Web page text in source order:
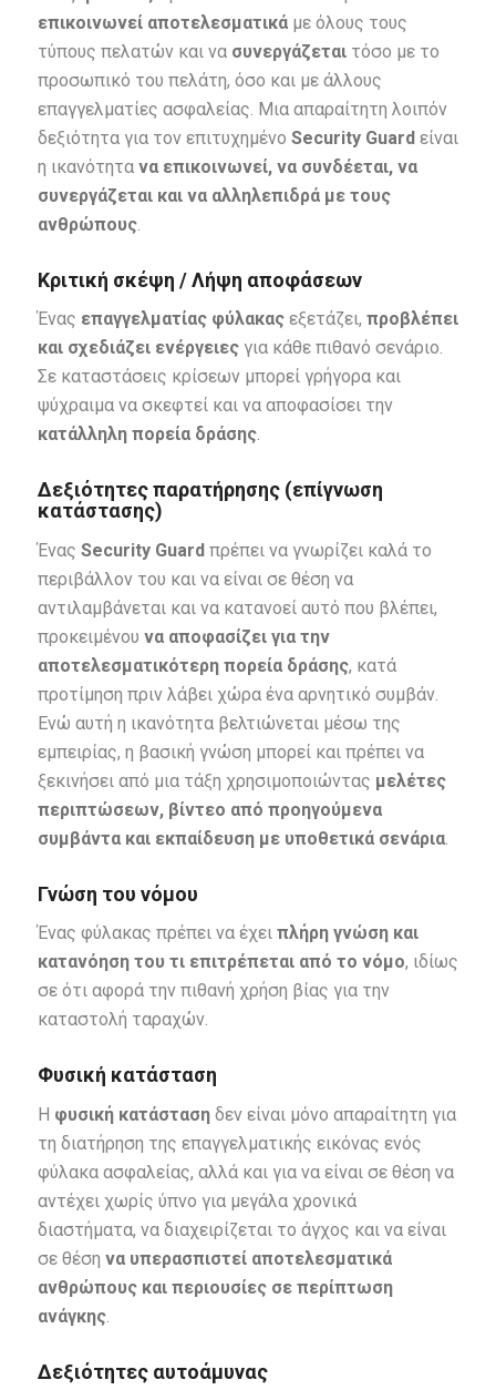
επικοινωνεί αποτελεσματικάμε όλους τους
τύπους πελατών και να συνεργάζεταιτόσο με το
προσωπικό του πελάτη, όσο και με άλλους
επαγγελματίες ασφαλείας. Μια απαραίτητη λοιπόν
δεξιότητα για τον επιτυχημένο Security Guardείναι
η ικανότητα να επικοινωνεί, να συνδέεται, να
συνεργάζεται και να αλληλεπιδρά με τους
ανθρώπους.
Κριτική σκέψη / Λήψη αποφάσεων
Ένας επαγγελματίας φύλακαςεξετάζει, προβλέπει
και σχεδιάζει ενέργειεςγια κάθε πιθανό σενάριο.
Σε καταστάσεις κρίσεων μπορεί γρήγορα και
ψύχραιμα να σκεφτεί και να αποφασίσει την
κατάλληλη πορεία δράσης.
Δεξιότητες παρατήρησης (επίγνωση
κατάστασης)
Ένας Security Guardπρέπει να γνωρίζει καλά το
περιβάλλον του και να είναι σε θέση να
αντιλαμβάνεται και να κατανοεί αυτό που βλέπει,
προκειμένου να αποφασίζει για την
αποτελεσματικότερη πορεία δράσης, κατά
προτίμηση πριν λάβει χώρα ένα αρνητικό συμβάν.
Ενώ αυτή η ικανότητα βελτιώνεται μέσω της
εμπειρίας, η βασική γνώση μπορεί και πρέπει να
ξεκινήσει από μια τάξη χρησιμοποιώντας μελέτες
περιπτώσεων, βίντεο από προηγούμενα
συμβάντα και εκπαίδευση με υποθετικά σενάρια.
Γνώση του νόμου
Ένας φύλακας πρέπει να έχει πλήρη γνώση και
κατανόηση του τι επιτρέπεται από το νόμο, ιδίως
σε ότι αφορά την πιθανή χρήση βίας για την
καταστολή ταραχών.
Φυσική κατάσταση
Η φυσική κατάστασηδεν είναι μόνο απαραίτητη για
τη διατήρηση της επαγγελματικής εικόνας ενός
φύλακα ασφαλείας, αλλά και για να είναι σε θέση να
αντέχει χωρίς ύπνο για μεγάλα χρονικά
διαστήματα, να διαχειρίζεται το άγχος και να είναι
σε θέση να υπερασπιστεί αποτελεσματικά
ανθρώπους και περιουσίες σε περίπτωση
ανάγκης.
Δεξιότητες αυτοάμυνας